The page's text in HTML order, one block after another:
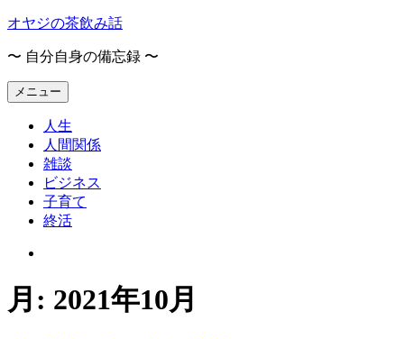
コ
テ
ン
ツ
オヤジの茶飲み話
〜 自分自身の備忘録 〜
メニュー
人生
人間関係
雑談
ビジネス
子育て
終活
ジ
の
月: 2021年10月